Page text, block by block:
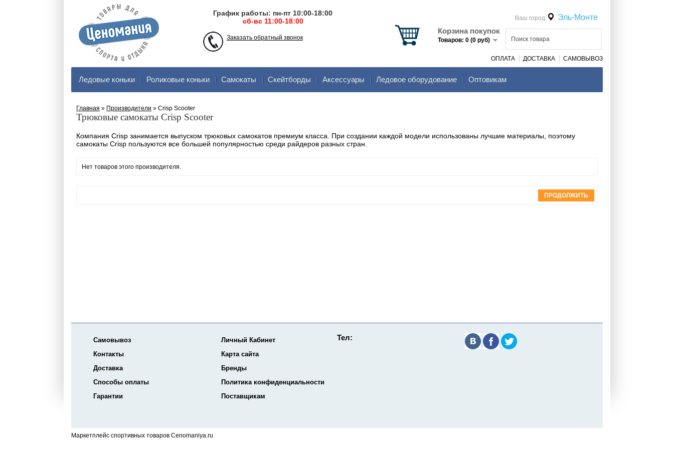
Заказать обратный звонок
График работы: пн-пт 10:00-18:00
сб-вс 11:00-18:00
Корзина покупок
Товаров: 0 (0 руб)
Ваш город: Эль-Монте
ОПЛАТА ДОСТАВКА САМОВЫВОЗ
Ледовые коньки Роликовые коньки Самокаты Скейтборды Аксеcсуары Ледовое оборудование Оптовикам
Главная » Производители » Crisp Scooter
Трюковые самокаты Crisp Scooter
Компания Crisp занимается выпуском трюковых самокатов премиум класса. При создании каждой модели использованы лучшие материалы, поэтому
самокаты Crisp пользуются все большей популярностью среди райдеров разных стран.
Нет товаров этого производителя.
ПРОДОЛЖИТЬ
Самовывоз
Контакты
Доставка
Способы оплаты
Гарантии
Личный Кабинет
Карта сайта
Бренды
Политика конфиденциальности
Поставщикам
Тел:
Маркетплейс спортивных товаров Cenomaniya.ru